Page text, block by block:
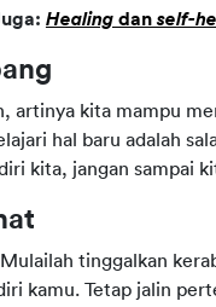
Healingdanself-
artinya kita mampu
hal baru adalah
kita, jangan sampai
tinggalkan
kamu. Tetap jalin